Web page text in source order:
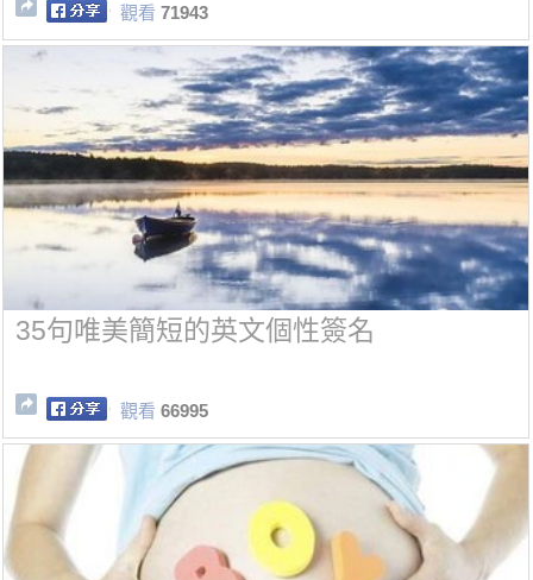
觀看 71943
35句唯美簡短的英文個性簽名
觀看 66995